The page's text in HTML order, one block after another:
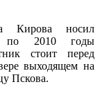
Кирова носил
по 2010 годы
стоит перед
выходящем на
Пскова.